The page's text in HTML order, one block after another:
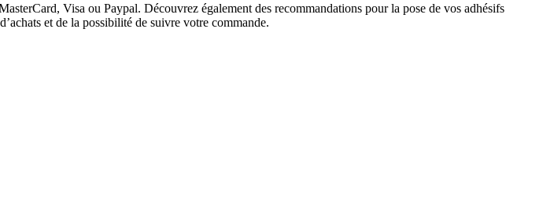
Visa ou Paypal. Découvrez également des recommandations pour la pose de vos adhésifs
et de la possibilité de suivre votre commande.